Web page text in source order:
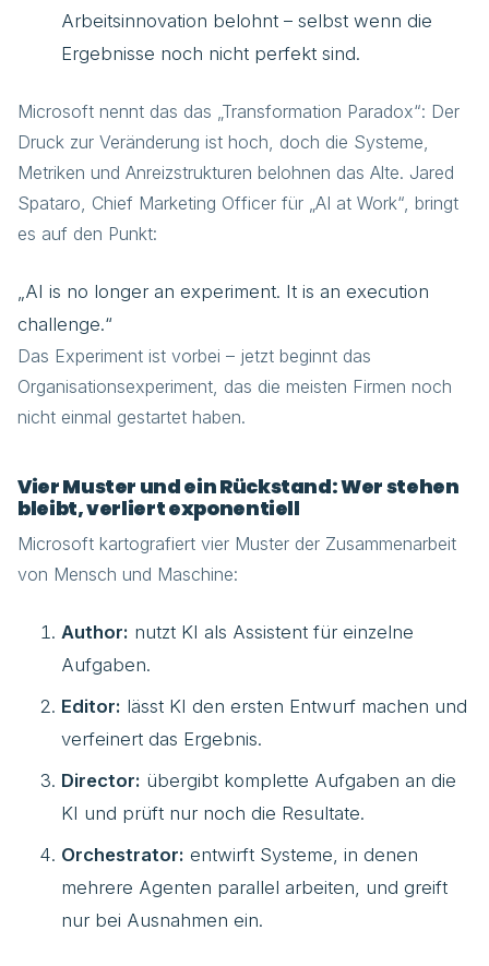
Arbeitsinnovation belohnt – selbst wenn die
Ergebnisse noch nicht perfekt sind.
Microsoft nennt das das „Transformation Paradox“: Der
Druck zur Veränderung ist hoch, doch die Systeme,
Metriken und Anreizstrukturen belohnen das Alte. Jared
Spataro, Chief Marketing Officer für „AI at Work“, bringt
es auf den Punkt:
„AI is no longer an experiment. It is an execution
challenge.“
Das Experiment ist vorbei – jetzt beginnt das
Organisationsexperiment, das die meisten Firmen noch
nicht einmal gestartet haben.
Vier Muster und ein Rückstand: Wer stehen
bleibt, verliert exponentiell
Microsoft kartografiert vier Muster der Zusammenarbeit
von Mensch und Maschine:
Author: nutzt KI als Assistent für einzelne
Aufgaben.
Editor: lässt KI den ersten Entwurf machen und
verfeinert das Ergebnis.
Director: übergibt komplette Aufgaben an die
KI und prüft nur noch die Resultate.
Orchestrator: entwirft Systeme, in denen
mehrere Agenten parallel arbeiten, und greift
nur bei Ausnahmen ein.